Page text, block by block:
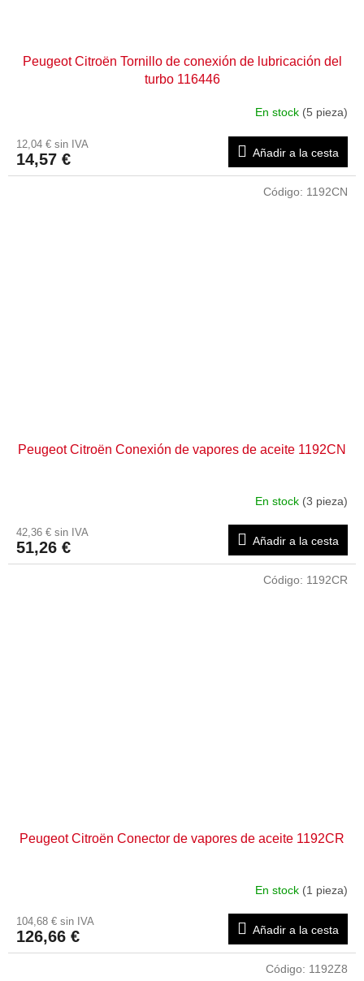
Peugeot Citroën Tornillo de conexión de lubricación del
turbo 116446
En stock (5 pieza)
12,04 € sin IVA
14,57 € Añadir a la cesta
Peugeot Citroën Conexión de vapores de aceite 1192CN
En stock (3 pieza)
42,36 € sin IVA
51,26 € Añadir a la cesta
Código: 1192CN
Peugeot Citroën Conector de vapores de aceite 1192CR
En stock (1 pieza)
104,68 € sin IVA
126,66 € Añadir a la cesta
Código: 1192CR
Código: 1192Z8